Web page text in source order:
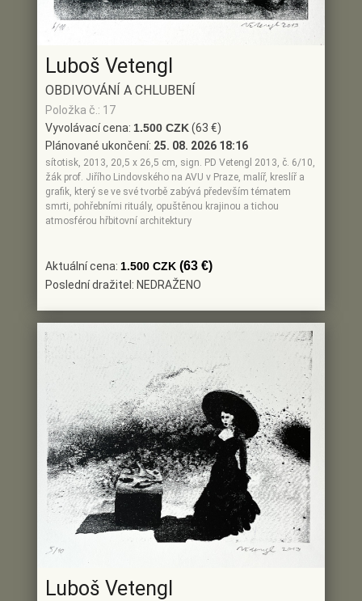
Luboš Vetengl
OBDIVOVÁNÍ A CHLUBENÍ
Položka č.: 17
Vyvolávací cena: 1.500 CZK(63 €)
Plánované ukončení: 25. 08. 2026 18:16
sítotisk, 2013, 20,5 x 26,5 cm, sign. PD Vetengl 2013, č. 6/10,
žák prof. Jiřího Lindovského na AVU v Praze, malíř, kreslíř a
grafik, který se ve své tvorbě zabývá především tématem
smrti, pohřebními rituály, opuštěnou krajinou a tichou
atmosférou hřbitovní architektury
Aktuální cena: 1.500 CZK (63 €)
Poslední dražitel: NEDRAŽENO
Luboš Vetengl